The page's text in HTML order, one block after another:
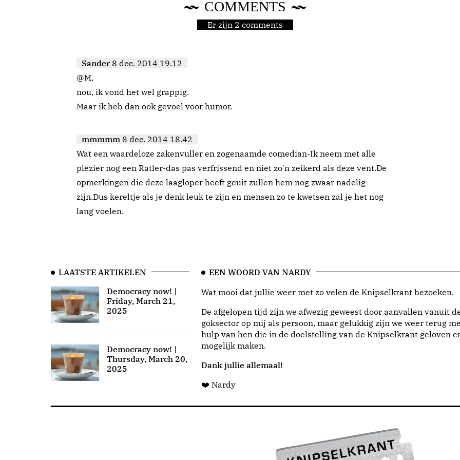
COMMENTS
Er zijn 2 comments
Sander 8 dec. 2014 19.12
@M,
nou, ik vond het wel grappig.
Maar ik heb dan ook gevoel voor humor.
mmmmm 8 dec. 2014 18.42
Wat een waardeloze zakenvuller en zogenaamde comedian-Ik neem met alle
plezier nog een Ratler-das pas verfrissend en niet zo'n zeikerd als deze vent.De
opmerkingen die deze laagloper heeft geuit zullen hem nog zwaar nadelig
zijn.Dus kereltje als je denk leuk te zijn en mensen zo te kwetsen zal je het nog
lang voelen.
LAATSTE ARTIKELEN
Democracy now! |
Friday, March 21,
2025
Democracy now! |
Thursday, March 20,
2025
EEN WOORD VAN NARDY
Wat mooi dat jullie weer met zo velen de Knipselkrant bezoeken.
De afgelopen tijd zijn we afwezig geweest door aanvallen vanuit
goksector op mij als persoon, maar gelukkig zijn we weer terug
hulp van hen die in de doelstelling van de Knipselkrant geloven
mogelijk maken.
Dank jullie allemaal!
❤️ Nardy